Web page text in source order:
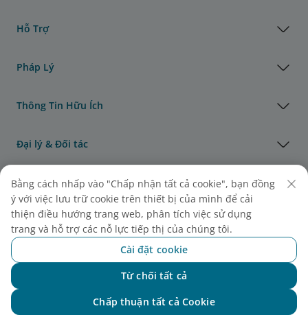
Hỗ Trợ
Pháp Lý
Thông Tin Hữu Ích
Đại lý & Đối tác
Vận Tải Hàng Hóa
Giải thưởng của Vietnam Airlines
Bằng cách nhấp vào "Chấp nhận tất cả cookie", bạn đồng
ý với việc lưu trữ cookie trên thiết bị của mình để cải
thiện điều hướng trang web, phân tích việc sử dụng
trang và hỗ trợ các nỗ lực tiếp thị của chúng tôi.
Cài đặt cookie
Từ chối tất cả
Chấp thuận tất cả Cookie